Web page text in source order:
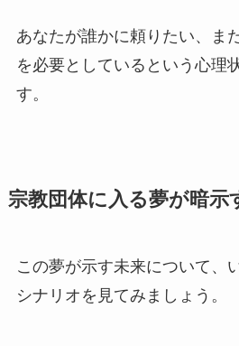
あなたが誰かに頼りたい、ま
を必要としているという心理
す。
宗教団体に入る夢が暗示
この夢が示す未来について、
シナリオを見てみましょう。